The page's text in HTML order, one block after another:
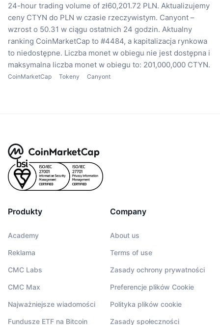
24-hour trading volume of zł60,201.72 PLN. Aktualizujemy
ceny CTYN do PLN w czasie rzeczywistym. Canyont –
wzrost o 50.31 w ciągu ostatnich 24 godzin. Aktualny
ranking CoinMarketCap to #4484, a kapitalizacja rynkowa
to niedostępne. Liczba monet w obiegu nie jest dostępna i
maksymalna liczba monet w obiegu to: 201,000,000 CTYN.
CoinMarketCap Tokeny Canyont
Produkty
Academy
Reklama
CMC Labs
CMC Max
Najważniejsze wiadomości
Fundusze ETF na Bitcoin
Company
About us
Terms of use
Zasady ochrony prywatności
Preferencje plików Cookie
Polityka plików cookie
Zasady społeczności